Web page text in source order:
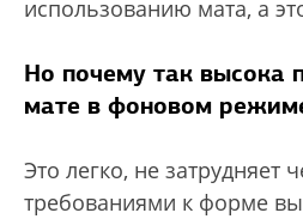
использованию мата, а
Но почему так высока
мате в фоновом
Это легко, не затрудняет
требованиями к форме